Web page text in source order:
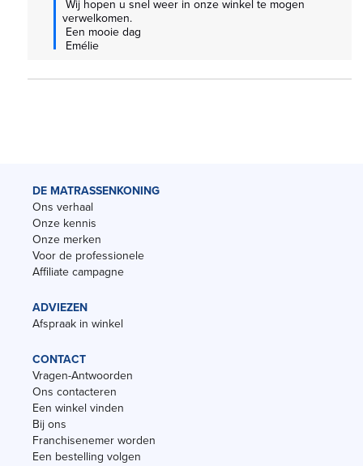
verwelkomen.
Emélie
DE MATRASSENKONING
Ons verhaal
Onze kennis
Onze merken
Voor de professionele
Affiliate campagne
ADVIEZEN
Afspraak in winkel
CONTACT
Vragen-Antwoorden
Ons contacteren
Een winkel vinden
Bij ons
Franchisenemer worden
Een bestelling volgen